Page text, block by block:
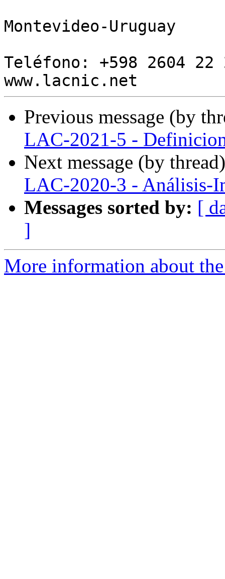
Montevideo-Uruguay
Teléfono: +598 2604
Previous message (by
LAC-2021-5 -
Next message (by
LAC-2020-3 - Análisis-
Messages sorted by: [
]
More information about